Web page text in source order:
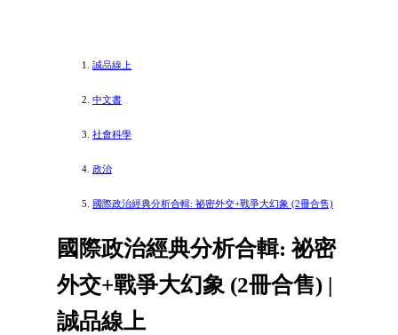
誠品線上
中文書
社會科學
政治
國際政治經典分析合輯: 祕密外交+戰爭大幻象 (2冊合售)
國際政治經典分析合輯: 祕密
外交+戰爭大幻象 (2冊合售) |
誠品線上